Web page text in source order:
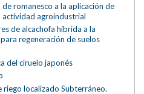
romanesco a la aplicación de
agroindustrial
de alcachofa híbrida a la
regeneración de suelos
del ciruelo japonés
riego localizado Subterráneo.